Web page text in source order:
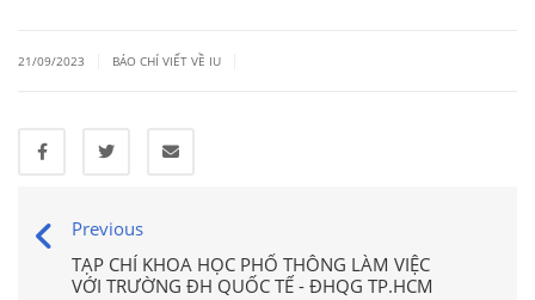
21/09/2023 BÁO CHÍ VIẾT VỀ IU
Previous
TẠP CHÍ KHOA HỌC PHỔ THÔNG LÀM VIỆC
VỚI TRƯỜNG ĐH QUỐC TẾ - ĐHQG TP.HCM